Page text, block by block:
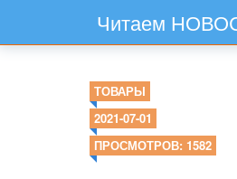
Читаем
ТОВАРЫ
2021-07-01
ПРОСМОТРОВ: 1582